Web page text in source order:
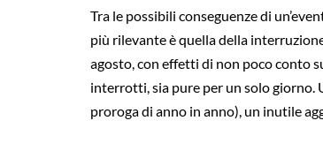
Tra le possibili conseguenze di
più rilevante è quella della
agosto, con effetti di non poco conto
interrotti, sia pure per un solo giorno.
proroga di anno in anno), un inutile